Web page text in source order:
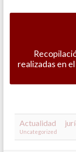
realizadas en
Actualidad
Uncategorized